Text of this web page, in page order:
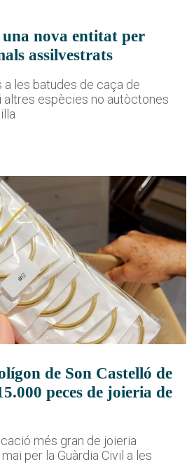
nova entitat per
assilvestrats
a les batudes de caça de
altres espècies no autòctones
de Son Castelló de
peces de joieria de
més gran de joieria
per la Guàrdia Civil a les